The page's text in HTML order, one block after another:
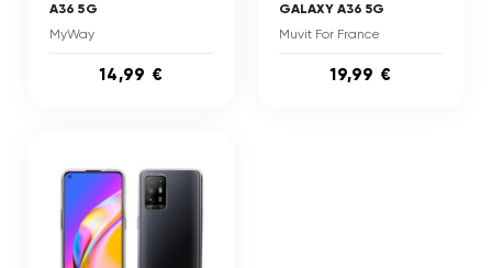
A36 5G
MyWay
14,99 €
GALAXY A36 5G
Muvit For France
19,99 €